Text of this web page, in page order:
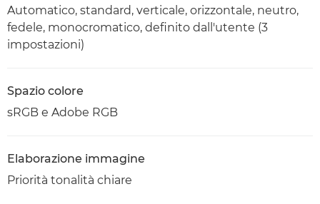
Automatico, standard, verticale, orizzontale, neutro,
fedele, monocromatico, definito dall'utente (3
impostazioni)
Spazio colore
sRGB e Adobe RGB
Elaborazione immagine
Priorità tonalità chiare